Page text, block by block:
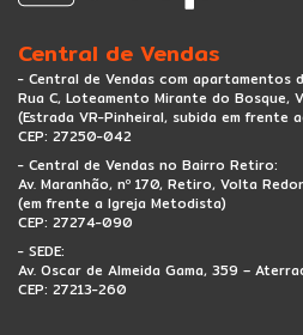
Canal Direto -
Sou
Central de Vendas
- Central de Vendas com apartamentos
Rua C, Loteamento Mirante do Bosque,
(Estrada VR-Pinheiral, subida em frente
CEP: 27250-042
- Central de Vendas no Bairro Retiro:
Av. Maranhão, nº 170, Retiro, Volta
(em frente a Igreja Metodista)
CEP: 27274-090
- SEDE:
Av. Oscar de Almeida Gama, 359 –
CEP: 27213-260